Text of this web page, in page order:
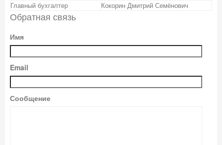
Главный бухгалтер
Кокорин Дмитрий Семёнович
Обратная связь
Имя
Email
Сообщение